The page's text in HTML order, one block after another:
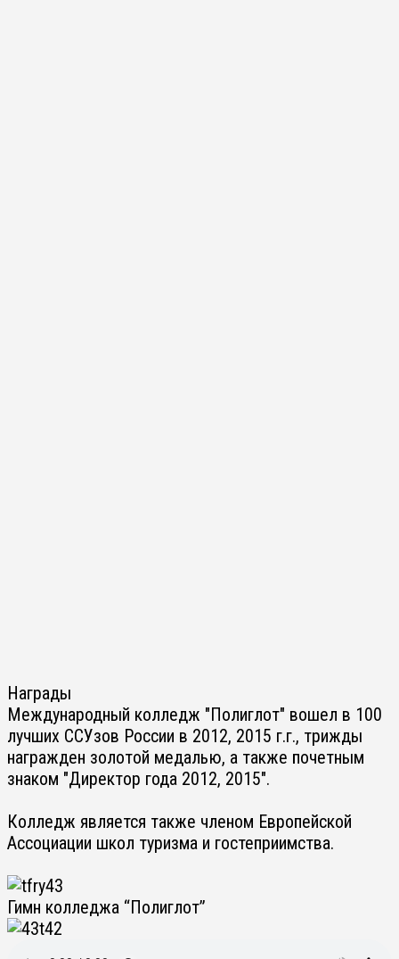
Награды
Международный колледж "Полиглот" вошел в 100
лучших ССУзов России в 2012, 2015 г.г., трижды
награжден золотой медалью, а также почетным
знаком "Директор года 2012, 2015".
Колледж является также членом Европейской
Ассоциации школ туризма и гостеприимства.
Гимн колледжа “Полиглот”